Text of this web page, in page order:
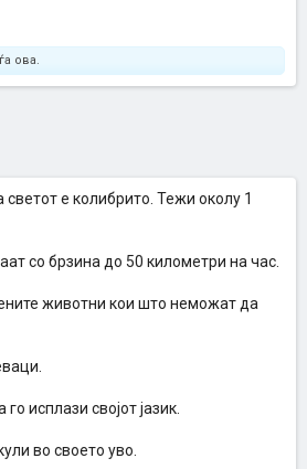
ова.
светот е колибрито. Тежи околу 1
со брзина до 50 километри на час.
животни кои што неможат да
исплази својот јазик.
во своето уво.